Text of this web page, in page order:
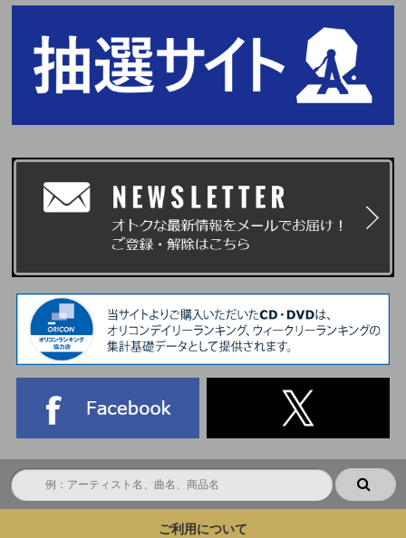
ご利用について